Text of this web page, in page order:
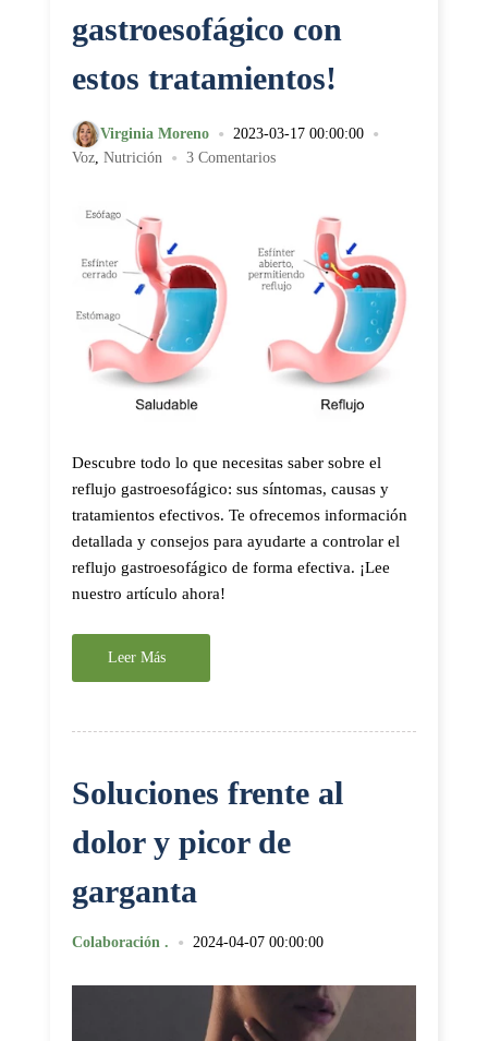
gastroesofágico con
estos tratamientos!
Virginia Moreno • 2023-03-17 00:00:00 •
Voz, Nutrición • 3 Comentarios
Descubre todo lo que necesitas saber sobre el
reflujo gastroesofágico: sus síntomas, causas y
tratamientos efectivos. Te ofrecemos información
detallada y consejos para ayudarte a controlar el
reflujo gastroesofágico de forma efectiva. ¡Lee
nuestro artículo ahora!
Leer Más
Soluciones frente al
dolor y picor de
garganta
Colaboración . • 2024-04-07 00:00:00